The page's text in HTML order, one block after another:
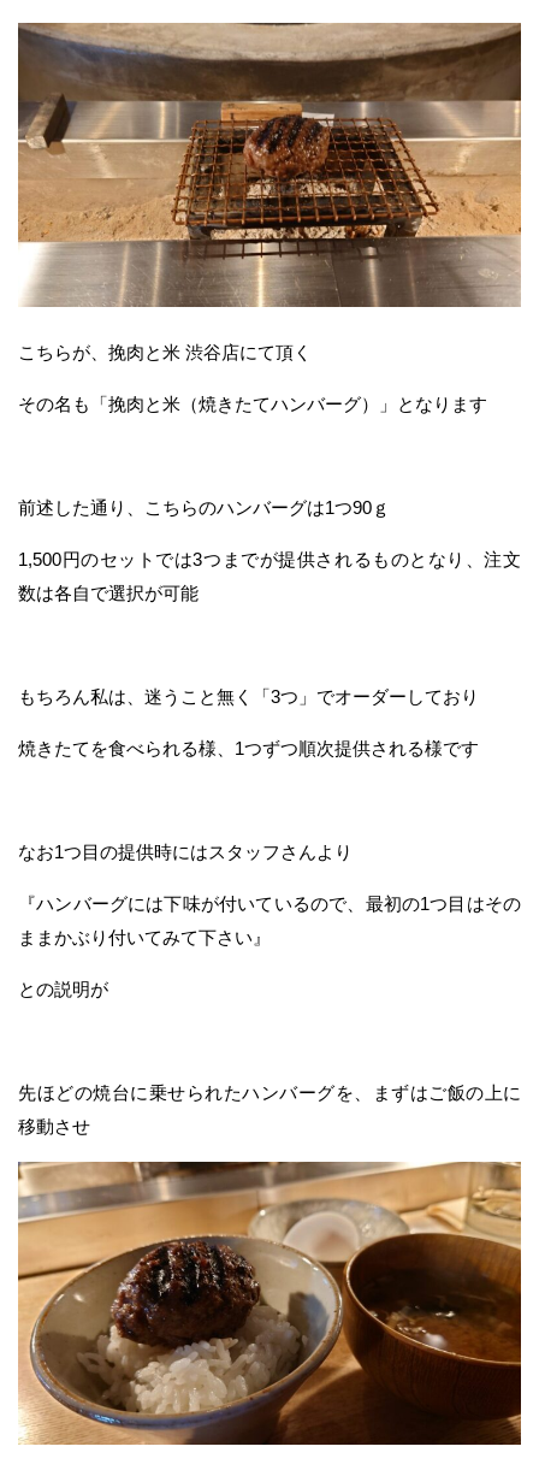
こちらが、挽肉と米 渋谷店にて頂く
その名も「挽肉と米（焼きたてハンバーグ）」となります
前述した通り、こちらのハンバーグは1つ90ｇ
1,500円のセットでは3つまでが提供されるものとなり、注文
数は各自で選択が可能
もちろん私は、迷うこと無く「3つ」でオーダーしており
焼きたてを食べられる様、1つずつ順次提供される様です
なお1つ目の提供時にはスタッフさんより
『ハンバーグには下味が付いているので、最初の1つ目はその
ままかぶり付いてみて下さい』
との説明が
先ほどの焼台に乗せられたハンバーグを、まずはご飯の上に
移動させ